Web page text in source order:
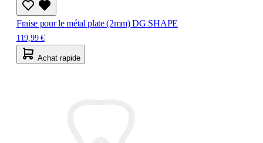
Fraise pour le métal plate (2mm) DG SHAPE
119,99 €
Achat rapide